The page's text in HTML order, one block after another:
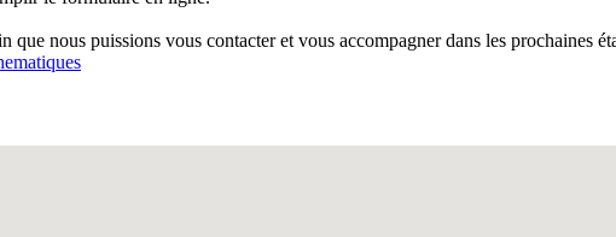
nous puissions vous contacter et vous accompagner dans les prochaines